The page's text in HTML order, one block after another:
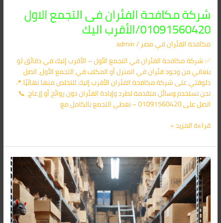
شركة مكافحة الفئران فى التجمع الاول
01091560420/الأقرب اليك
مكافحة الفئران​ في مصر/
admin
✅ شركة مكافحة الفئران في التجمع الأول – الأقرب إليك في دقائق لو
بتعاني من وجود فئران في المنزل أو المكتب في التجمع الأول، اتصل
دلوقتي على شركة مكافحة الفئران الأقرب إليك للتخلص منها نهائيًا.📍
نحن نستخدم وسائل متقدمة لطرد وإبادة الفئران دون روائح أو إزعاج. 📞
اتصل على 01091560420 – نغطي التجمع بالكامل مع
قراءة المزيد »
شركة
مكافحة
الفئران
فى
التجمع
الخامس